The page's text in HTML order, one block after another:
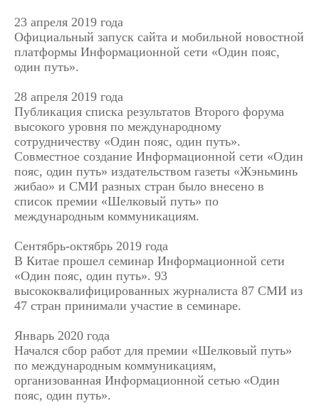
23 апреля 2019 года
Официальный запуск сайта и мобильной новостной
платформы Информационной сети «Один пояс,
один путь».
28 апреля 2019 года
Публикация списка результатов Второго форума
высокого уровня по международному
сотрудничеству «Один пояс, один путь».
Совместное создание Информационной сети «Один
пояс, один путь» издательством газеты «Жэньминь
жибао» и СМИ разных стран было внесено в
список премии «Шелковый путь» по
международным коммуникациям.
Сентябрь-октябрь 2019 года
В Китае прошел семинар Информационной сети
«Один пояс, один путь». 93
высококвалифицированных журналиста 87 СМИ из
47 стран принимали участие в семинаре.
Январь 2020 года
Начался сбор работ для премии «Шелковый путь»
по международным коммуникациям,
организованная Информационной сетью «Один
пояс, один путь».